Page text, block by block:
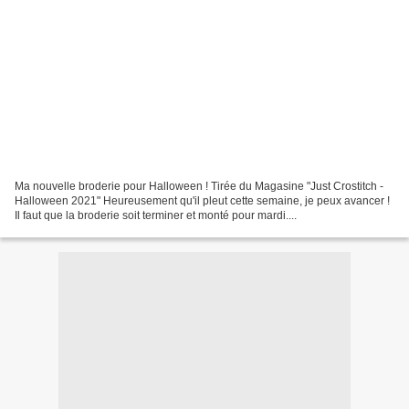
Ma nouvelle broderie pour Halloween ! Tirée du Magasine "Just Crostitch -
Halloween 2021" Heureusement qu'il pleut cette semaine, je peux avancer !
Il faut que la broderie soit terminer et monté pour mardi....